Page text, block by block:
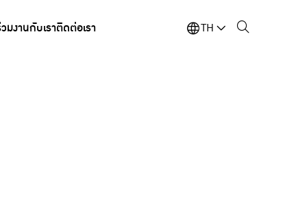
มงานกับเราติดต่อเรา TH